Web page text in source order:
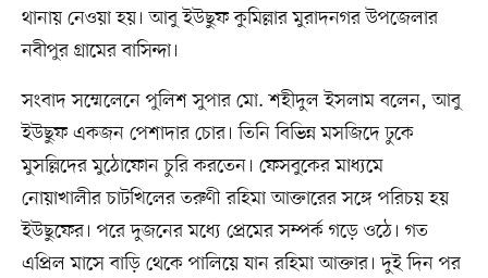
থানায় নেওয়া হয়। আবু ইউছুফ কুমিল্লার মুরাদনগর উপজেলার
নবীপুর গ্রামের বাসিন্দা।
সংবাদ সম্মেলেনে পুলিশ সুপার মো. শহীদুল ইসলাম বলেন, আবু
ইউছুফ একজন পেশাদার চোর। তিনি বিভিন্ন মসজিদে ঢুকে
মুসল্লিদের মুঠোফোন চুরি করতেন। ফেসবুকের মাধ্যমে
নোয়াখালীর চাটখিলের তরুণী রহিমা আক্তারের সঙ্গে পরিচয় হয়
ইউছুফের। পরে দুজনের মধ্যে প্রেমের সম্পর্ক গড়ে ওঠে। গত
এপ্রিল মাসে বাড়ি থেকে পালিয়ে যান রহিমা আক্তার। দুই দিন পর